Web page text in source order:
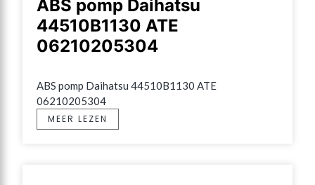
ABS pomp Daihatsu
44510B1130 ATE
06210205304
ABS pomp Daihatsu 44510B1130 ATE
06210205304
MEER LEZEN